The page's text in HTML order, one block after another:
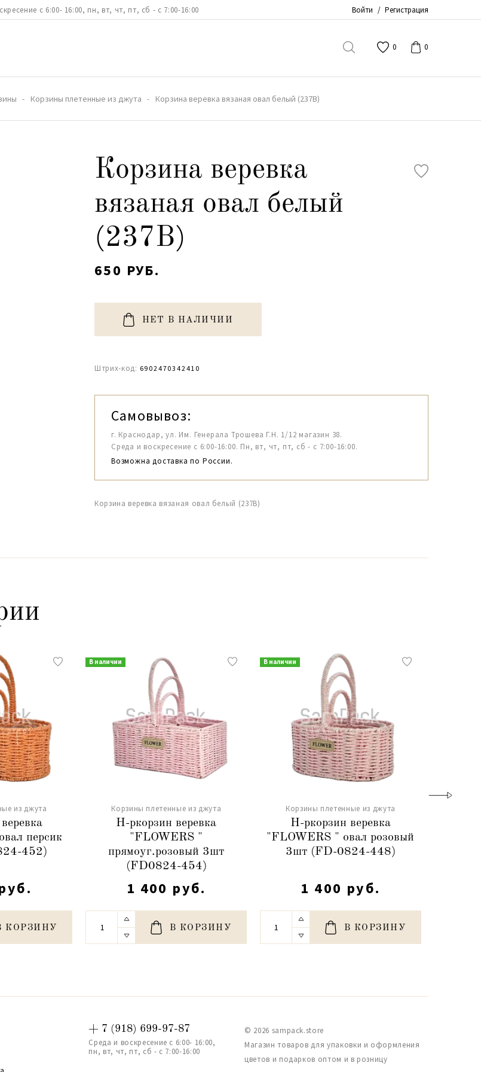
с 6:00- 16:00, пн, вт, чт, пт, сб - с 7:00-16:00 Войти / Регистрация
0 0
Корзины плетенные из джута Корзина веревка вязаная овал белый (237В)
Корзина веревка
вязаная овал белый
(237В)
650 РУБ.
НЕТ В НАЛИЧИИ
Штрих-код: 6902470342410
Самовывоз:
г. Краснодар, ул. Им. Генерала Трошева Г.Н. 1/12 магазин 38.
Среда и воскресение с 6:00-16:00. Пн, вт, чт, пт, сб - с 7:00-16:00.
Возможна доставка по России.
Корзина веревка вязаная овал белый (237В)
из джута
персик
452)
КОРЗИНУ
В наличии
Корзины плетенные из джута
Н-ркорзин веревка
"FLOWERS "
прямоуг.розовый 3шт
(FD0824-454)
1 400 руб.
В КОРЗИНУ
В наличии
Корзины плетенные из джута
Н-ркорзин веревка
"FLOWERS " овал розовый
3шт (FD-0824-448)
1 400 руб.
В КОРЗИНУ
+ 7 (918) 699-97-87
Среда и воскресение с 6:00- 16:00,
пн, вт, чт, пт, сб - с 7:00-16:00
© 2026 sampack.store
Магазин товаров для упаковки и оформления
цветов и подарков оптом и в розницу